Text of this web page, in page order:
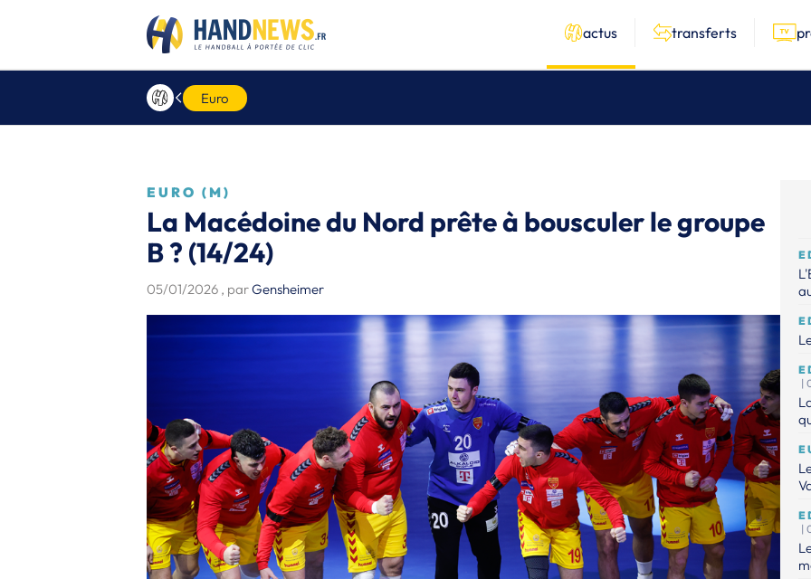
actus transferts
Euro
EURO (M)
La Macédoine du Nord prête à bousculer le groupe
B ? (14/24)
05/01/2026 , parGensheimer
|
|